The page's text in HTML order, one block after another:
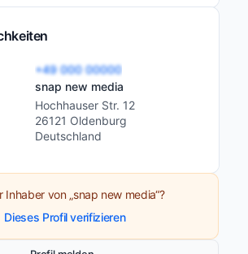
Webdesign
CMS-Entwicklung
Webentwicklung
Logodesign
Corporate Design
Printdesign
+49 000 00000
snap new media
Hochhauser Str. 12
26121 Oldenburg
Deutschland
Inhaber von „snap new media“?
Dieses Profil verifizieren